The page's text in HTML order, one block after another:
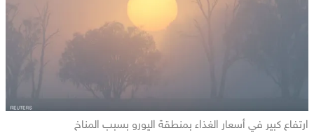
ارتفاع كبير في أسعار الغذاء بمنطقة اليورو بسبب المناخ